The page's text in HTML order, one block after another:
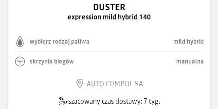
DUSTER
expression mild hybrid 140
wybierz rodzaj paliwa mild hybrid
skrzynia biegów manualna
AUTO COMPOL SA
szacowany czas dostawy: 7 tyg.